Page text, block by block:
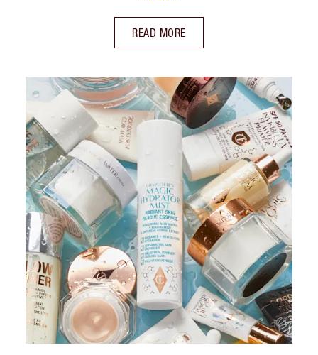
READ MORE